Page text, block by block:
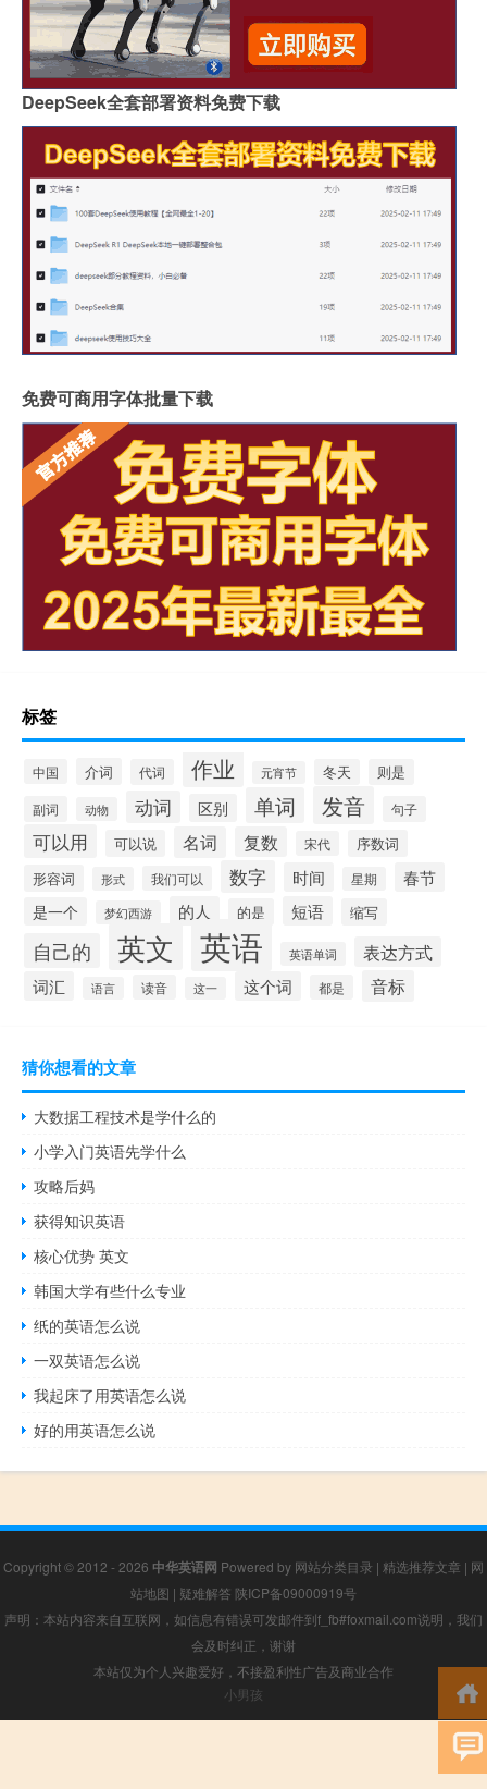
DeepSeek全套部署资料免费下载
免费可商用字体批量下载
标签
中国 介词 代词 作业 元宵节 冬天
则是
副词
动物 动词 区别 单词 发音 句子
可以用 可以说 名词 复数 宋代
序数词
形容词
形式 我们可以 数字 时间 星期 春节
是一个 梦幻西游 的人 的是 短语 缩写
自己的 英文 英语 英语单词 表达方式
词汇 语言 读音 这一 这个词 都是 音标
猜你想看的文章
大数据工程技术是学什么的
小学入门英语先学什么
攻略后妈
获得知识英语
核心优势 英文
韩国大学有些什么专业
纸的英语怎么说
一双英语怎么说
我起床了用英语怎么说
好的用英语怎么说
Copyright © 2012 - 2026 中华英语网 Powered by 网站分类目录 | 精选推荐文章 | 网
站地图 | 疑难解答 陕ICP备09000919号
声明：本站内容来自互联网，如信息有错误可发邮件到f_fb#foxmail.com说明，我们
会及时纠正，谢谢
本站仅为个人兴趣爱好，不接盈利性广告及商业合作
小男孩